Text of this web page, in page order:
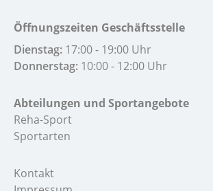
Öffnungszeiten Geschäftsstelle
Dienstag: 17:00 - 19:00 Uhr
Donnerstag: 10:00 - 12:00 Uhr
Abteilungen und Sportangebote
Reha-Sport
Sportarten
Kontakt